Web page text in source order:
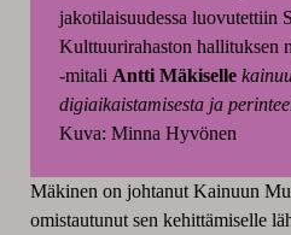
jakotilaisuudessa luovutettiin
Kulttuurirahaston hallituksen
-mitali Antti Mäkiselle
digiaikaistamisesta ja
Kuva: Minna Hyvönen
Mäkinen on johtanut Kainuun
omistautunut sen kehittämiselle